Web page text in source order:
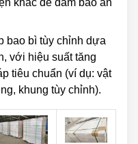
khác để đảm bảo an
bao bì tùy chỉnh dựa
với hiệu suất tăng
tiêu chuẩn (ví dụ: vật
khung tùy chỉnh).